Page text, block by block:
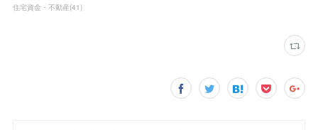
住宅資金・不動産(41)